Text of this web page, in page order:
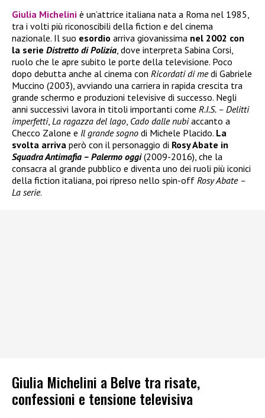
Giulia Michelini è un’attrice italiana nata a Roma nel 1985,
tra i volti più riconoscibili della fiction e del cinema
nazionale. Il suo esordio arriva giovanissima nel 2002 con
la serie Distretto di Polizia, dove interpreta Sabina Corsi,
ruolo che le apre subito le porte della televisione. Poco
dopo debutta anche al cinema con Ricordati di medi Gabriele
Muccino (2003), avviando una carriera in rapida crescita tra
grande schermo e produzioni televisive di successo. Negli
anni successivi lavora in titoli importanti come R.I.S. – Delitti
imperfetti, La ragazza del lago, Cado dalle nubiaccanto a
Checco Zalone e Il grande sogno di Michele Placido. La
svolta arriva però con il personaggio di Rosy Abate in
Squadra Antimafia – Palermo oggi(2009-2016), che la
consacra al grande pubblico e diventa uno dei ruoli più iconici
della fiction italiana, poi ripreso nello spin-off Rosy Abate –
La serie.
Giulia Michelini a Belve tra risate,
confessioni e tensione televisiva